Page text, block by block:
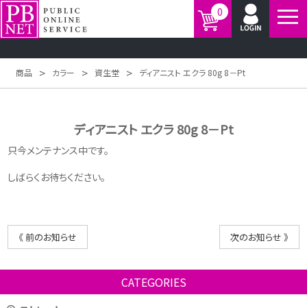
0
商品 > カラー > 資生堂 > ディアニスト エクラ 80g 8－Pt
ディアニスト エクラ 80g 8－Pt
只今メンテナンス中です。
しばらくお待ちください。
《 前のお知らせ 次のお知らせ 》
CATEGORIES